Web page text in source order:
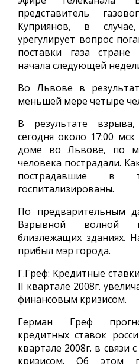
представитель
Куприянов, в
урегулирует вопрос
поставки газа
начала следующей
Во Львове в
меньшей мере четыре
В результате
сегодня около 17:00
доме во Львове, по
человека пострадали.
пострадавшие в
госпитализированы.
По предварительным
Взрывной волной
близлежащих зданиях.
прибыл мэр города.
Г.Греф: Кредитные
II квартале 2008г.
финансовым кризисом.
Герман Греф
кредитных ставок
квартале 2008г. в
кризисом. Об этом